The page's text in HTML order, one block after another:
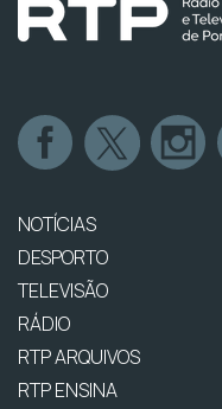
NOTÍCIAS
DESPORTO
TELEVISÃO
RÁDIO
RTP ARQUIVOS
RTP ENSINA